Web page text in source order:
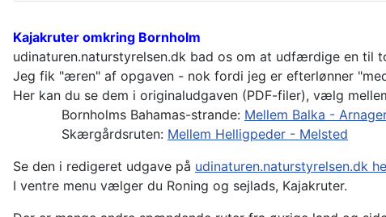
Kajakruter omkring Bornholm
udinaturen.naturstyrelsen.dk bad os om at udfærdige en til
Jeg fik "æren" af opgaven - nok fordi jeg er efterlønner
Her kan du se dem i originaludgaven (PDF-filer), vælg
Bornholms Bahamas-strande: Mellem Balka -
Skærgårdsruten: Mellem Helligpeder - Melsted
Se den i redigeret udgave på udinaturen.naturstyrelsen.dk
I ventre menu vælger du Roning og sejlads, Kajakruter.